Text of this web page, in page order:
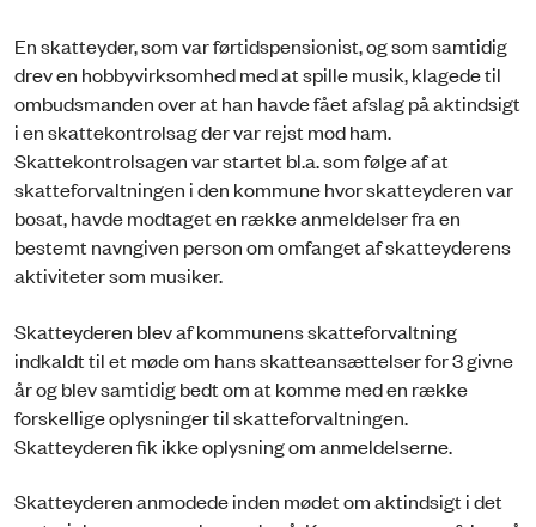
En skatteyder, som var førtidspensionist, og som samtidig
drev en hobbyvirksomhed med at spille musik, klagede til
ombudsmanden over at han havde fået afslag på aktindsigt
i en skattekontrolsag der var rejst mod ham.
Skattekontrolsagen var startet bl.a. som følge af at
skatteforvaltningen i den kommune hvor skatteyderen var
bosat, havde modtaget en række anmeldelser fra en
bestemt navngiven person om omfanget af skatteyderens
aktiviteter som musiker.
Skatteyderen blev af kommunens skatteforvaltning
indkaldt til et møde om hans skatteansættelser for 3 givne
år og blev samtidig bedt om at komme med en række
forskellige oplysninger til skatteforvaltningen.
Skatteyderen fik ikke oplysning om anmeldelserne.
Skatteyderen anmodede inden mødet om aktindsigt i det